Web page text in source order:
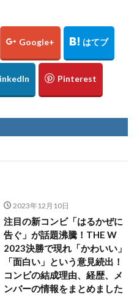
2023年12月10日
注目の新コンビ「はるかぜに
告ぐ」が話題沸騰！THE W
2023決勝で現れ「かわいい」
「面白い」という意見続出！
コンビの結成理由、経歴、メ
ンバーの情報をまとめました